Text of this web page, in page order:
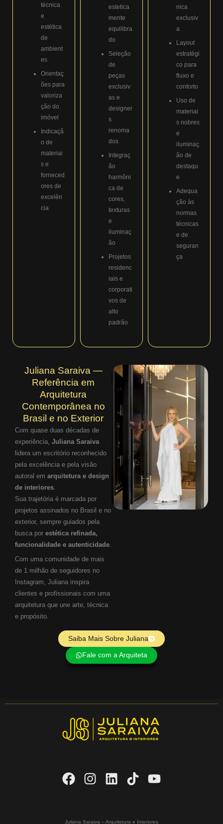
técnica
e
estética
de
ambient
es
Orientaç
ões para
valoriza
ção do
imóvel
Indicaçã
o de
materiai
s e
forneced
ores de
excelên
cia
estetica
mente
equilibra
do
Seleção
de
peças
exclusiv
as e
designer
s
renoma
dos
Integraç
ão
harmôni
ca de
cores,
texturas
e
iluminaç
ão
Projetos
residenc
iais e
corporati
vos de
alto
padrão
nica
exclusiv
a
Layout
estratégi
co para
fluxo e
conforto
Uso de
materiai
s nobres
e
iluminaç
ão de
destaqu
e
Adequa
ção às
normas
técnicas
e de
seguran
ça
Juliana Saraiva —
Referência em
Arquitetura
Contemporânea no
Brasil e no Exterior
Com quase duas décadas de
experiência, Juliana Saraiva
lidera um escritório reconhecido
pela excelência e pela visão
autoral em arquitetura e design
de interiores
Sua trajetória é marcada por
projetos assinados no Brasil e no
exterior, sempre guiados pela
busca por estética refinada,
funcionalidade e autenticidade
Com uma comunidade de mais
de 1 milhão de seguidores no
Instagram, Juliana inspira
clientes e profissionais com uma
arquitetura que une arte, técnica
e propósito.
Saiba Mais Sobre Juliana
Fale com a Arquiteta
Juliana Saraiva – Arquitetura e Interiores